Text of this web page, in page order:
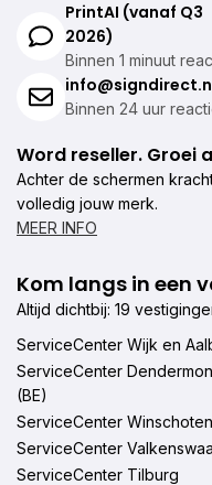
PrintAI (vanaf Q3
2026)
Binnen 1 minuut
Binnen 24 uur
Word reseller. Groei
Achter de schermen
volledig jouw merk.
MEER INFO
Kom langs in een
Altijd dichtbij: 19
ServiceCenter Wijk en
ServiceCenter
(BE)
ServiceCenter Winschoten
ServiceCenter
ServiceCenter Tilburg